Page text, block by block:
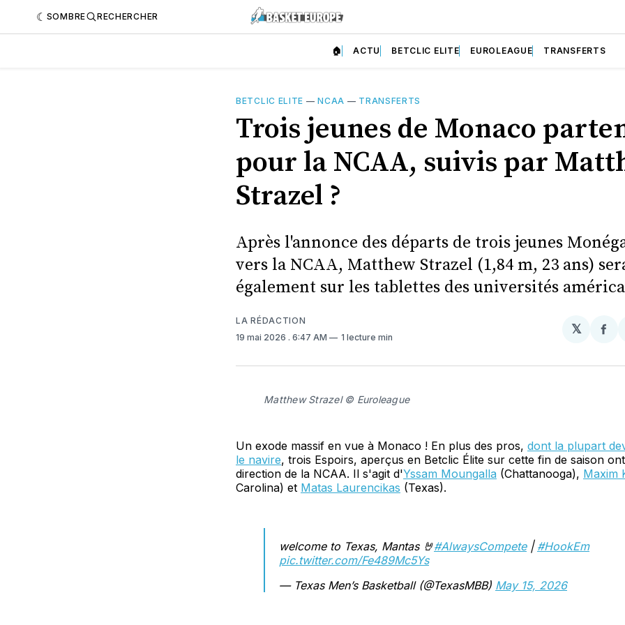
SOMBRE RECHERCHER
🏠 ACTU BETCLIC ELITE EUROLEAGUE TRANSFERTS
BETCLIC ELITE —NCAA — TRANSFERTS
Trois jeunes de Monaco
pour la NCAA, suivis par
Strazel ?
Après l'annonce des départs de trois jeunes
vers la NCAA, Matthew Strazel (1,84 m, 23 ans)
également sur les tablettes des universités
LA RÉDACTION
19 mai 2026 . 6:47 AM 1 lecture min
𝕏
Matthew Strazel © Euroleague
Un exode massif en vue à Monaco ! En plus des pros, dont la plupart
le navire, trois Espoirs, aperçus en Betclic Élite sur cette fin de saison
direction de la NCAA. Il s'agit d'Yssam Moungalla (Chattanooga), Maxim
Carolina) et Matas Laurencikas (Texas).
welcome to Texas, Mantas 🤘#AlwaysCompete| #HookEm
pic.twitter.com/Fe489Mc5Ys
— Texas Men’s Basketball (@TexasMBB) May 15, 2026